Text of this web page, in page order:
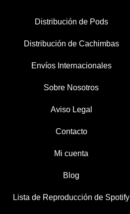
Distribución de Pods
Distribución de Cachimbas
Envíos Internacionales
Sobre Nosotros
Aviso Legal
Contacto
Mi cuenta
Blog
Lista de Reproducción de Spotify